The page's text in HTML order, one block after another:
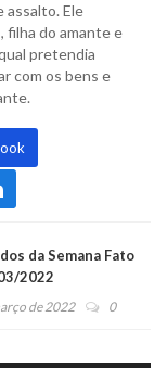
assalto. Ele
filha do amante e
pretendia
com os bens e
da Semana Fato
2022
de 2022 0